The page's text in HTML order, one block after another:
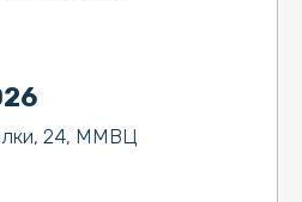
24, ММВЦ